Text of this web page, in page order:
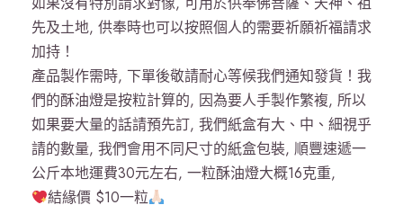
先及土地, 供奉時也可以按照個人的需要祈願祈福請求
加持！
產品製作需時, 下單後敬請耐心等候我們通知發貨！我
們的酥油燈是按粒計算的, 因為要人手製作繁複, 所以
如果要大量的話請預先訂, 我們紙盒有大、中、細視乎
請的數量, 我們會用不同尺寸的紙盒包裝, 順豐速遞一
公斤本地運費30元左右, 一粒酥油燈大概16克重,
結緣價 $10一粒